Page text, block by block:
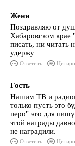
Женя
Поздравляю от
Хабаровском крае
писать, ни читать
удержу
Ответить
Гость
Нашим ТВ и
только пусть это
перо" это для
этой награды
не наградили.
Ответить